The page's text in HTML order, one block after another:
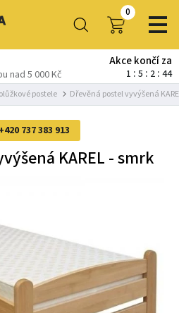
0
nad 5 000 Kč
Akce končí za
1 5 2 41
postele Dřevěná postel vyvýšená
+420 737 383 913
KAREL - smrk